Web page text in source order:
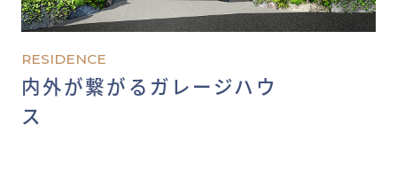
RESIDENCE
内外が繋がるガレージハウ
ス